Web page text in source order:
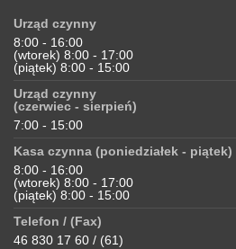
Urząd czynny
8:00 - 16:00
(wtorek) 8:00 - 17:00
(piątek) 8:00 - 15:00
Urząd czynny
(czerwiec - sierpień)
7:00 - 15:00
Kasa czynna (poniedziałek - piątek)
8:00 - 16:00
(wtorek) 8:00 - 17:00
(piątek) 8:00 - 15:00
Telefon / (Fax)
46 830 17 60 / (61)